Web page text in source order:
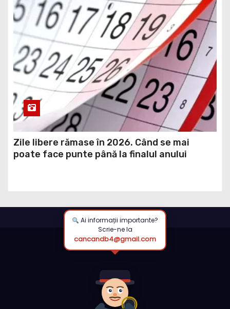
Zile libere rămase în 2026. Când se mai
poate face punte până la finalul anului
Ai informații importante?
Scrie-ne la
cancandb4@gmail.com